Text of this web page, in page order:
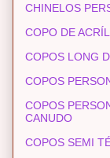
CHINELOS
COPO DE
COPOS LONG
COPOS
COPOS
CANUDO
COPOS SEMI